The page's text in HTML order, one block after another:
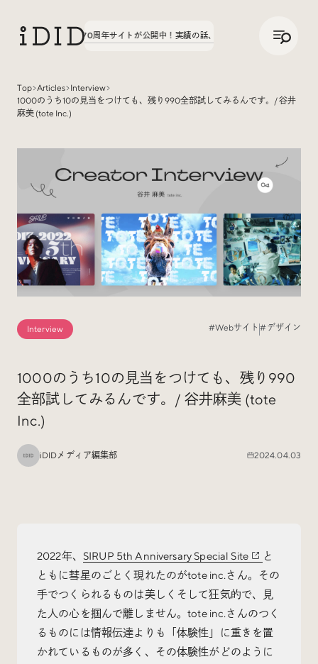
八文字学園70周年サイトが公開中！実績の話、聞いてみた。第3弾、八文字学園70
Articles
Interview インタビュー
Sites Of Interest 今月の気になるサイト
Events イベント
Other そのほか
Today’s Bookmark
今日のブクマ
iDIDメディア編集部メンバーが見つけた気になるあれこ
れを、ほぼ毎日1つずつ紹介しています。
Top Articles Interview
1000のうち10の見当をつけても、残り990全部試してみるんです。/ 谷井
麻美 (tote Inc.)
Interview #Webサイト#デザイン
1000のうち10の見当をつけても、残り990
全部試してみるんです。/ 谷井麻美 (tote
Inc.)
iDIDメディア編集部 2024.04.03
2022年、 SIRUP 5th Anniversary Special Site
と
ともに彗星のごとく現れたのがtote inc.さん。その
手でつくられるものは美しくそして狂気的で、見
た人の心を掴んで離しません。tote inc.さんのつく
るものには情報伝達よりも「体験性」に重きを置
かれているものが多く、その体験性がどのように